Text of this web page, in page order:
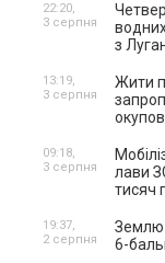
з
22:20,
3 серпня
Жити
13:19,
3 серпня
лави
тисяч
09:18,
3 серпня
Землю
6-
19:37,
2 серпня